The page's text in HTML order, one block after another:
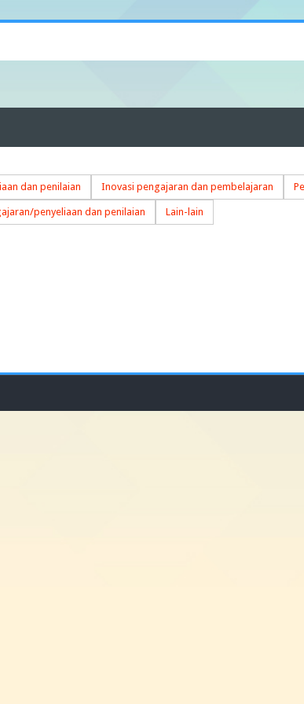
dan penilaian Inovasi pengajaran dan pembelajaran
penyeliaan dan penilaian Lain-lain